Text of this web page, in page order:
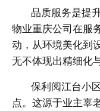
品质服务是提
物业重庆公司在服
动，从环境美化到
无不体现出精细化
保利阅江台小
点。这源于业主